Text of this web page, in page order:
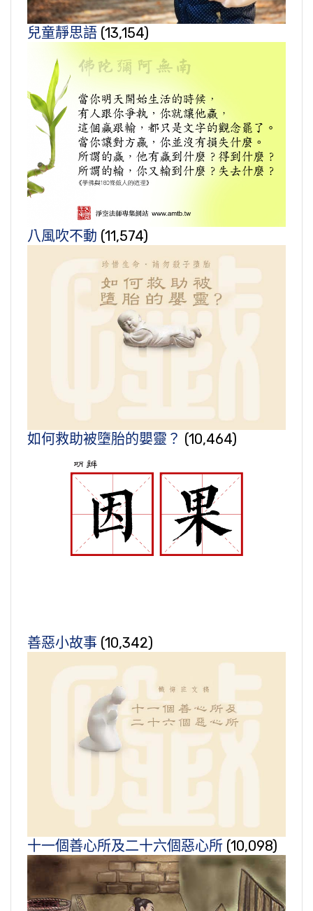
兒童靜思語 (13,154)
八風吹不動 (11,574)
如何救助被墮胎的嬰靈？ (10,464)
善惡小故事 (10,342)
十一個善心所及二十六個惡心所 (10,098)